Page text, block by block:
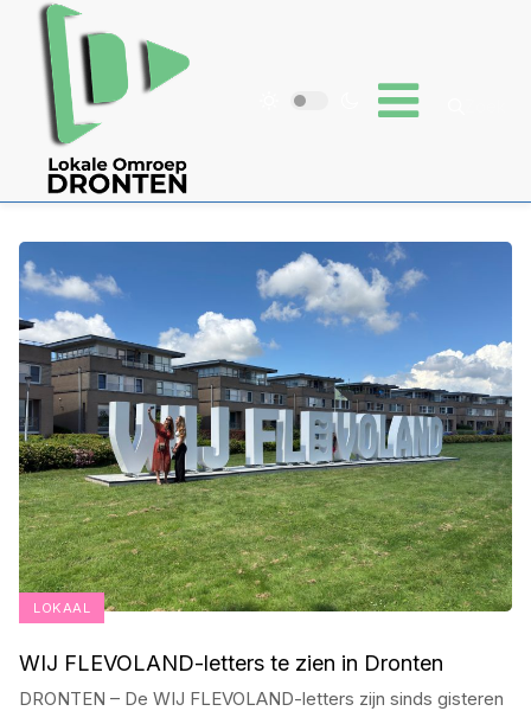
LOKAAL
WIJ FLEVOLAND-letters te zien in Dronten
DRONTEN – De WIJ FLEVOLAND-letters zijn sinds gisteren